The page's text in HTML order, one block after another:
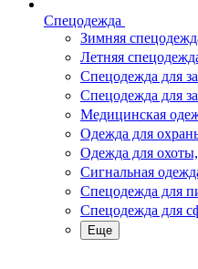
Спецодежда
Зимняя
Летняя
Спецодежда для
Спецодежда для
Медицинская
Одежда для
Одежда для
Сигнальная
Спецодежда для
Спецодежда для
Еще